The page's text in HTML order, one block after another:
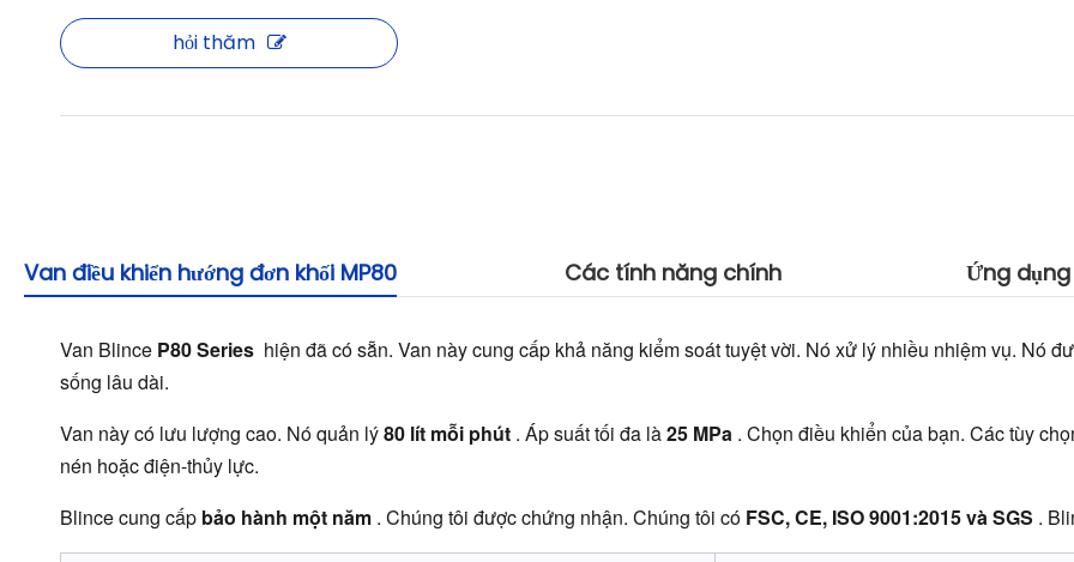
hỏi thăm
Van điều khiển hướng đơn khối MP80 Các tính năng chính Ứng
Van Blince P80 Series hiện đã có sẵn. Van này cung cấp khả năng kiểm soát tuyệt vời. Nó xử lý nhiều nhiệm vụ. Nó
sống lâu dài.
Van này có lưu lượng cao. Nó quản lý 80 lít mỗi phút . Áp suất tối đa là 25 MPa . Chọn điều khiển của bạn. Các tùy
nén hoặc điện-thủy lực.
Blince cung cấp bảo hành một năm . Chúng tôi được chứng nhận. Chúng tôi có FSC, CE, ISO 9001:2015 và SGS .